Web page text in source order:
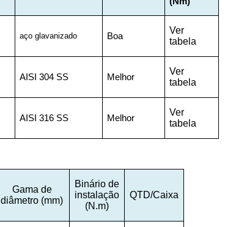
aço glavanizado Boa
Ver
tabela
AISI 304 SS Melhor
Ver
tabela
AISI 316 SS Melhor
Ver
tabela
Gama de
diâmetro (mm)
Binário de
instalação
(N.m)
QTD/Caixa